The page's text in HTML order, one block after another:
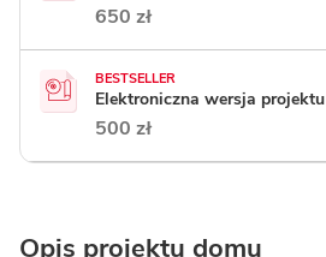
650 zł
BESTSELLER
Elektroniczna wersja projektu
500 zł
Opis projektu domu